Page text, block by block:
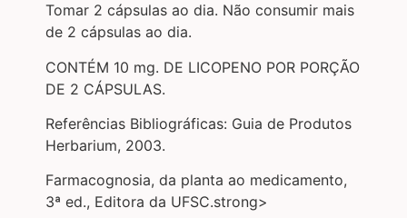
Tomar 2 cápsulas ao dia. Não consumir mais
de 2 cápsulas ao dia.
CONTÉM 10 mg. DE LICOPENO POR PORÇÃO
DE 2 CÁPSULAS.
Referências Bibliográficas: Guia de Produtos
Herbarium, 2003.
Farmacognosia, da planta ao medicamento,
3ª ed., Editora da UFSC.strong>